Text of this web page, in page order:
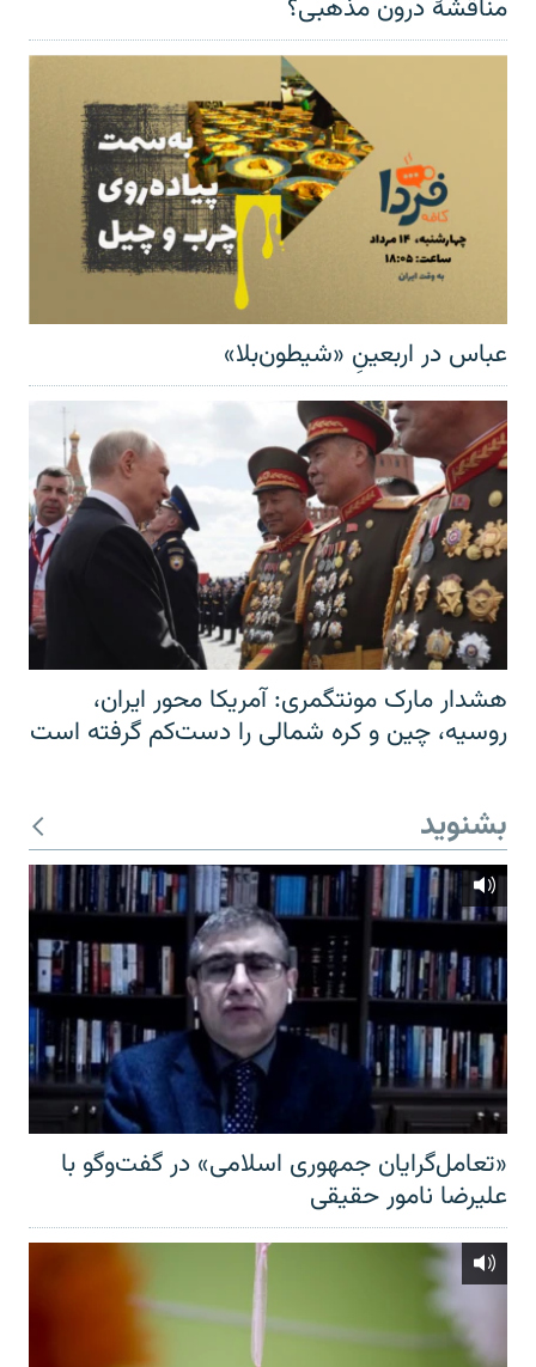
مناقشهٔ درون مذهبی؟
عباس در اربعینِ «شیطون‌بلا»
هشدار مارک مونتگمری: آمریکا محور ایران،
روسیه، چین و کره شمالی را دست‌کم گرفته است
بشنوید
«تعامل‌گرایان جمهوری اسلامی» در گفت‌وگو با
علیرضا نامور حقیقی